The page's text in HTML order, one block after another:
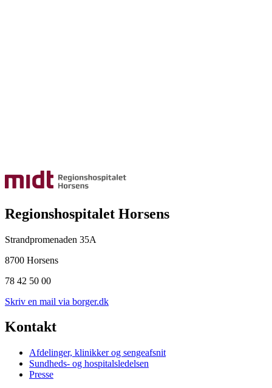
Regionshospitalet Horsens
Strandpromenaden 35A
8700 Horsens
78 42 50 00
Skriv en mail via borger.dk
Kontakt
Afdelinger, klinikker og sengeafsnit
Sundheds- og hospitalsledelsen
Presse